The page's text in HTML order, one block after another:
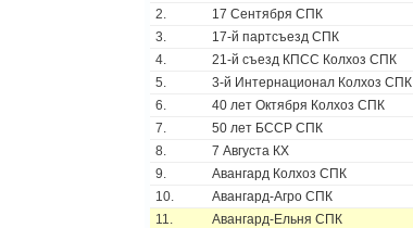
2.
17 Сентября СПК
3.
17-й партсъезд СПК
4.
21-й съезд КПСС Колхоз СПК
5.
3-й Интернационал Колхоз СПК
6.
40 лет Октября Колхоз СПК
7.
50 лет БССР СПК
8.
7 Августа КХ
9.
Авангард Колхоз СПК
10.
Авангард-Агро СПК
11.
Авангард-Ельня СПК